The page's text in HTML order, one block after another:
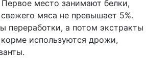
Первое место занимают белки,
мяса не превышает 5%.
переработки, а потом экстракты
используются дрожи,